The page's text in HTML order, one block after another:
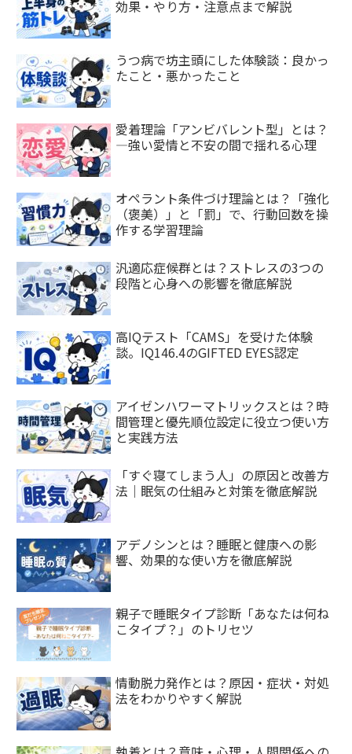
効果・やり方・注意点まで解説
うつ病で坊主頭にした体験談：良かっ
たこと・悪かったこと
愛着理論「アンビバレント型」とは？
—強い愛情と不安の間で揺れる心理
オペラント条件づけ理論とは？「強化
（褒美）」と「罰」で、行動回数を操
作する学習理論
汎適応症候群とは？ストレスの3つの
段階と心身への影響を徹底解説
高IQテスト「CAMS」を受けた体験
談。IQ146.4のGIFTED EYES認定
アイゼンハワーマトリックスとは？時
間管理と優先順位設定に役立つ使い方
と実践方法
「すぐ寝てしまう人」の原因と改善方
法｜眠気の仕組みと対策を徹底解説
アデノシンとは？睡眠と健康への影
響、効果的な使い方を徹底解説
親子で睡眠タイプ診断「あなたは何ね
こタイプ？」のトリセツ
情動脱力発作とは？原因・症状・対処
法をわかりやすく解説